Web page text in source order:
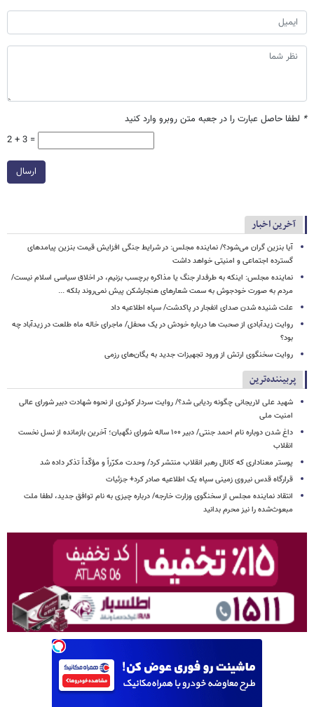
* لطفا حاصل عبارت را در جعبه متن روبرو وارد کنید
2 + 3 =
ارسال
آخرین اخبار
آیا بنزین گران می‌شود؟/ نماینده مجلس: در شرایط جنگی افزایش قیمت بنزین پیامدهای
گسترده اجتماعی و امنیتی خواهد داشت
نماینده مجلس: اینکه به طرفدار جنگ یا مذاکره برچسب بزنیم، در اخلاق سیاسی اسلام نیست/
مردم به صورت خودجوش به سمت شعارهای هنجارشکن پیش نمی‌روند بلکه ...
علت شنیده شدن صدای انفجار در پاکدشت/ سپاه اطلاعیه داد
روایت زیدآبادی از صحبت ها درباره خودش در یک محفل/ ماجرای خاله ماه طلعت در زیدآباد چه
بود؟
روایت سخنگوی ارتش از ورود تجهیزات جدید به یگان‌های رزمی
پربیننده‌ترین
شهید علی لاریجانی چگونه ردیابی شد؟/ روایت سردار کوثری از نحوه شهادت دبیر شورای عالی
امنیت ملی
داغ شدن دوباره نام احمد جنتی/ دبیر ۱۰۰ ساله شورای نگهبان؛ آخرین بازمانده از نسل نخست
انقلاب
پوستر معناداری که کانال رهبر انقلاب منتشر کرد/ وحدت مکرّراً و مؤکّداً تذکر داده شد
قرارگاه قدس نیروی زمینی سپاه یک اطلاعیه صادر کرد+ جزئیات
انتقاد نماینده مجلس از سخنگوی وزارت خارجه/ درباره چیزی به نام توافق جدید، لطفا ملت
مبعوث‌شده را نیز محرم بدانید